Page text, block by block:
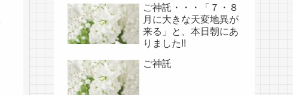
事が必要不可欠なた
め、7月7日のお導き淡
路島は日本の原点であ
り古代太陽信仰の中心
点でもある伊弉諾宮、
他3ヵ所へのご神託あ
ご神託・・・「７・８
月に大きな天変地異が
来る」と、本日朝にあ
りました!!
ご神託